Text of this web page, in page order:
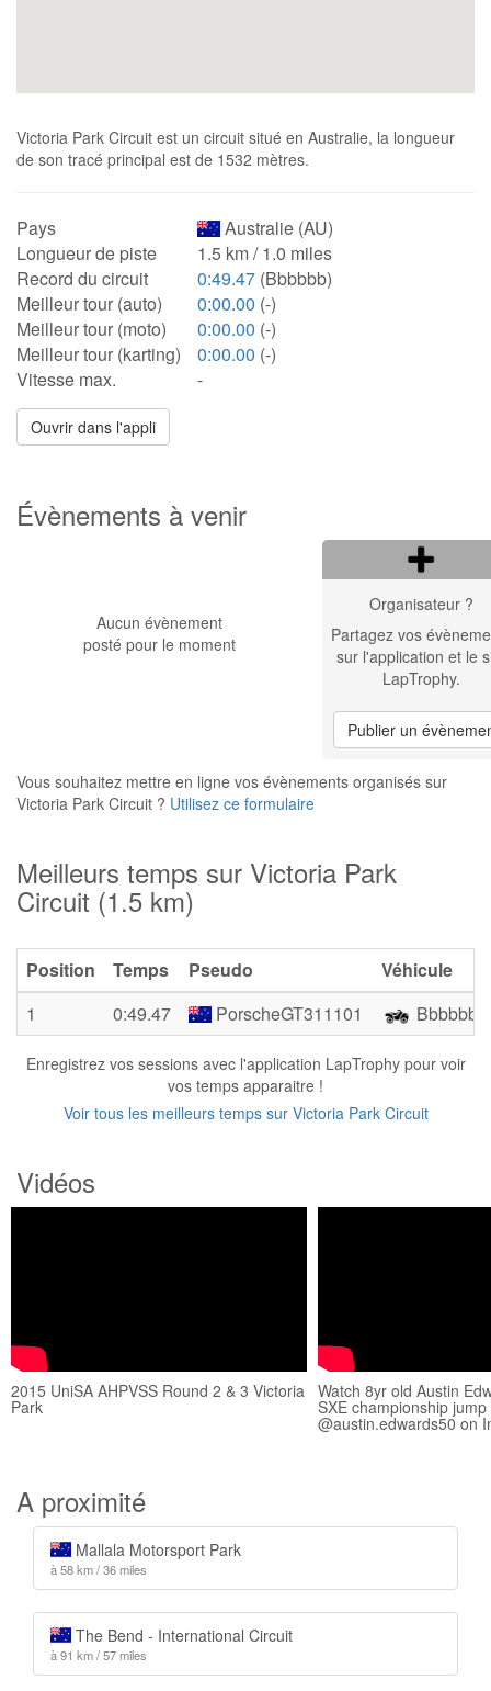
Victoria Park Circuit est un circuit situé en Australie, la longueur
de son tracé principal est de 1532 mètres.
Pays
Australie (AU)
Longueur de piste
1.5 km / 1.0 miles
Record du circuit
0:49.47 (Bbbbbb)
Meilleur tour (auto)
0:00.00 (-)
Meilleur tour (moto)
0:00.00 (-)
Meilleur tour (karting)
0:00.00 (-)
Vitesse max.
-
Ouvrir dans l'appli
Évènements à venir
Aucun évènement
posté pour le moment
Organisateur ?
Partagez vos
sur l'application et le
LapTrophy.
Publier un
Vous souhaitez mettre en ligne vos évènements organisés sur
Victoria Park Circuit ? Utilisez ce formulaire
Meilleurs temps sur Victoria Park
Circuit (1.5 km)
Position Temps Pseudo
Véhicule
1
0:49.47 PorscheGT311101 Bbbbbb
Enregistrez vos sessions avec l'application LapTrophy pour voir
vos temps apparaitre !
Voir tous les meilleurs temps sur Victoria Park Circuit
Vidéos
2015 UniSA AHPVSS Round 2 & 3 Victoria
Park
Watch 8yr old Austin
SXE championship
@austin.edwards50 on
A proximité
Mallala Motorsport Park
à 58 km / 36 miles
The Bend - International Circuit
à 91 km / 57 miles